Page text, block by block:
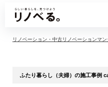
リノベーション・中古リノベーションマン
ふたり暮らし（夫婦）の施工事例